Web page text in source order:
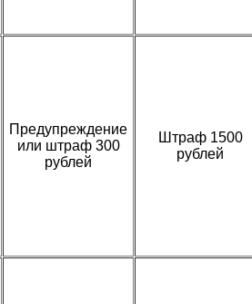
Предупреждение
или штраф 300
рублей
Штраф 1500
рублей